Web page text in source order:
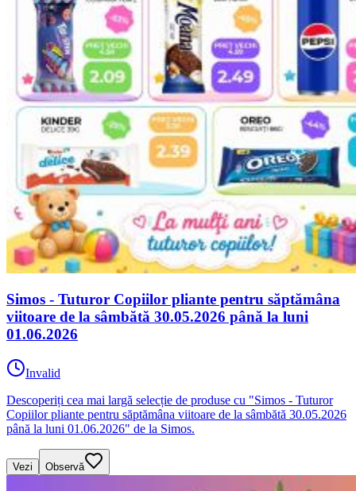
Simos - Tuturor Copiilor pliante pentru săptămâna
viitoare de la sâmbătă 30.05.2026 până la luni
01.06.2026
Invalid
Descoperiți cea mai largă selecție de produse cu "Simos - Tuturor
Copiilor pliante pentru săptămâna viitoare de la sâmbătă 30.05.2026
până la luni 01.06.2026" de la Simos.
Vezi Observă